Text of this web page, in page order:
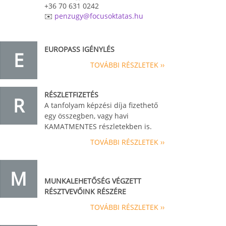
+36 70 631 0242
✉️ penzugy@focusoktatas.hu
E
EUROPASS IGÉNYLÉS
TOVÁBBI RÉSZLETEK ››
R
RÉSZLETFIZETÉS
A tanfolyam képzési díja fizethető
egy összegben, vagy havi
KAMATMENTES részletekben is.
TOVÁBBI RÉSZLETEK ››
M
MUNKALEHETŐSÉG VÉGZETT
RÉSZTVEVŐINK RÉSZÉRE
TOVÁBBI RÉSZLETEK ››